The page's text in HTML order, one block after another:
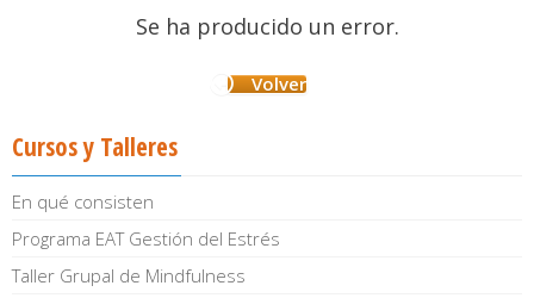
Se ha producido un error.
Volver
Cursos y Talleres
En qué consisten
Programa EAT Gestión del Estrés
Taller Grupal de Mindfulness